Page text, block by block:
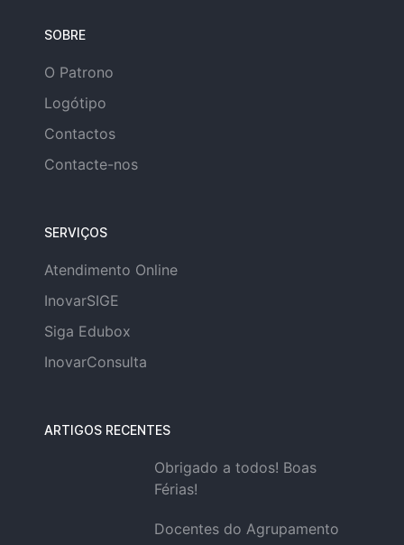
SOBRE
O Patrono
Logótipo
Contactos
Contacte-nos
SERVIÇOS
Atendimento Online
InovarSIGE
Siga Edubox
InovarConsulta
ARTIGOS RECENTES
Obrigado a todos! Boas
Férias!
Docentes do Agrupamento